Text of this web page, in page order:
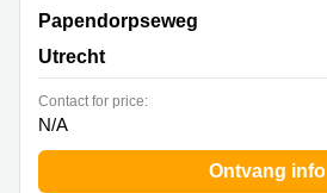
Papendorpseweg 95 & 97, Utrecht
Papendorpseweg
Utrecht
Contact for price:
N/A
Ontvang info